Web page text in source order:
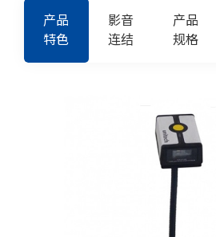
产品
特色
影音
连结
产品
规格